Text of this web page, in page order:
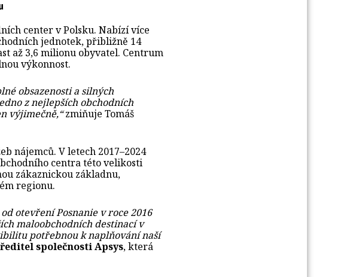
center v Polsku. Nabízí více
jednotek, přibližně 14
až 3,6 milionu obyvatel. Centrum
výkonnost.
obsazenosti a silných
z nejlepších obchodních
výjimečně,“zmiňuje Tomáš
nájemců. V letech 2017–2024
centra této velikosti
zákaznickou základnu,
regionu.
otevření Posnanie v roce 2016
maloobchodních destinací v
potřebnou k naplňování naší
společnosti Apsys, která